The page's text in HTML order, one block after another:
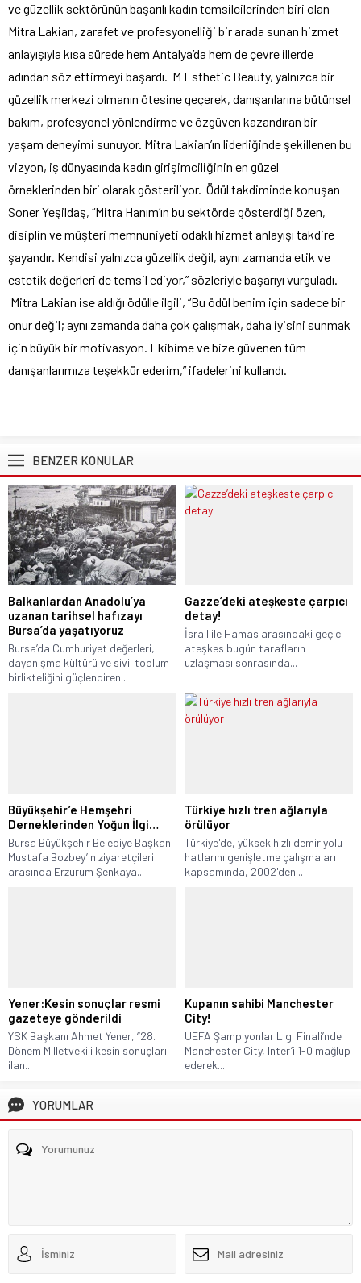
ve güzellik sektörünün başarılı kadın temsilcilerinden biri olan
Mitra Lakian, zarafet ve profesyonelliği bir arada sunan hizmet
anlayışıyla kısa sürede hem Antalya’da hem de çevre illerde
adından söz ettirmeyi başardı. M Esthetic Beauty, yalnızca bir
güzellik merkezi olmanın ötesine geçerek, danışanlarına bütünsel
bakım, profesyonel yönlendirme ve özgüven kazandıran bir
yaşam deneyimi sunuyor. Mitra Lakian’ın liderliğinde şekillenen bu
vizyon, iş dünyasında kadın girişimciliğinin en güzel
örneklerinden biri olarak gösteriliyor. Ödül takdiminde konuşan
Soner Yeşildaş, “Mitra Hanım’ın bu sektörde gösterdiği özen,
disiplin ve müşteri memnuniyeti odaklı hizmet anlayışı takdire
şayandır. Kendisi yalnızca güzellik değil, aynı zamanda etik ve
estetik değerleri de temsil ediyor,” sözleriyle başarıyı vurguladı.
Mitra Lakian ise aldığı ödülle ilgili, “Bu ödül benim için sadece bir
onur değil; aynı zamanda daha çok çalışmak, daha iyisini sunmak
için büyük bir motivasyon. Ekibime ve bize güvenen tüm
danışanlarımıza teşekkür ederim,” ifadelerini kullandı.
BENZER KONULAR
Balkanlardan Anadolu’ya
uzanan tarihsel hafızayı
Bursa’da yaşatıyoruz
Bursa’da Cumhuriyet değerleri,
dayanışma kültürü ve sivil toplum
birlikteliğini güçlendiren...
Gazze’deki ateşkeste çarpıcı
detay!
İsrail ile Hamas arasındaki geçici
ateşkes bugün tarafların
uzlaşması sonrasında...
Büyükşehir’e Hemşehri
Derneklerinden Yoğun İlgi…
Bursa Büyükşehir Belediye Başkanı
Mustafa Bozbey’in ziyaretçileri
arasında Erzurum Şenkaya...
Türkiye hızlı tren ağlarıyla
örülüyor
Türkiye'de, yüksek hızlı demir yolu
hatlarını genişletme çalışmaları
kapsamında, 2002'den...
Yener:Kesin sonuçlar resmi
gazeteye gönderildi
YSK Başkanı Ahmet Yener, “28.
Dönem Milletvekili kesin sonuçları
ilan...
Kupanın sahibi Manchester
City!
UEFA Şampiyonlar Ligi Finali’nde
Manchester City, Inter’i 1-0 mağlup
ederek...
YORUMLAR